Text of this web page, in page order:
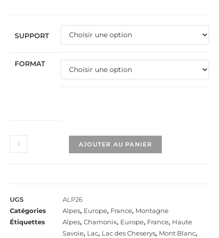
SUPPORT
FORMAT
AJOUTER AU PANIER
UGS
ALP26
Catégories
Alpes, Europe, France, Montagne
Étiquettes
Alpes, Chamonix, Europe, France, Haute
Savoie, Lac, Lac des Cheserys, Mont Blanc,